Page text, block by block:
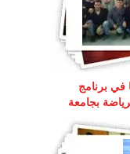
في برنامج
بجامعة